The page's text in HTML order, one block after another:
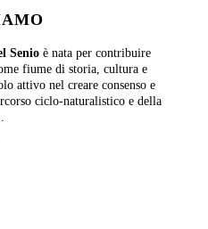
Senio è nata per contribuire
fiume di storia, cultura e
attivo nel creare consenso e
ciclo-naturalistico e della